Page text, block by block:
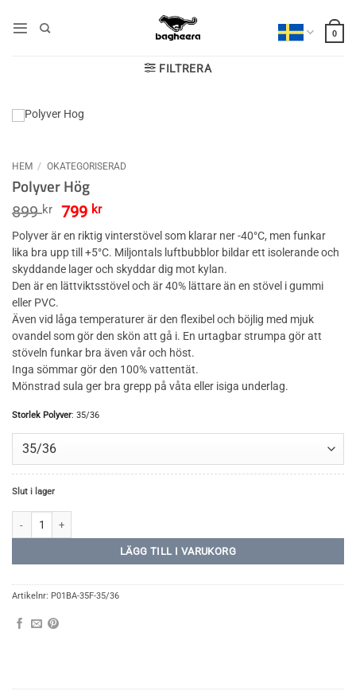
0
FILTRERA
HEM / OKATEGORISERAD
Polyver Hög
899kr
Det
ursprungliga
priset
var:
899 kr.
799 krDet
nuvarande
priset
är:
799 kr.
Polyver är en riktig vinterstövel som klarar ner -40°C, men funkar
lika bra upp till +5°C. Miljontals luftbubblor bildar ett isolerande och
skyddande lager och skyddar dig mot kylan.
Den är en lättviktsstövel och är 40% lättare än en stövel i gummi
eller PVC.
Även vid låga temperaturer är den flexibel och böjlig med mjuk
ovandel som gör den skön att gå i. En urtagbar strumpa gör att
stöveln funkar bra även vår och höst.
Inga sömmar gör den 100% vattentät.
Mönstrad sula ger bra grepp på våta eller isiga underlag.
Storlek Polyver: 35/36
Slut i lager
Polyver Hög mängd
LÄGG TILL I VARUKORG
Artikelnr: P01BA-35F-35/36